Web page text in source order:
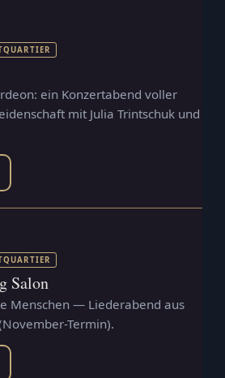
ein Konzertabend voller
mit Julia Trintschuk und
Salon
Menschen — Liederabend aus
Termin).